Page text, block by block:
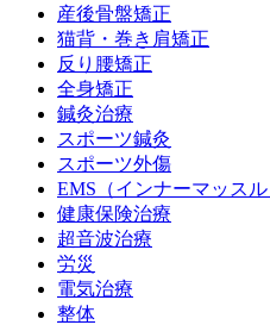
産後骨盤矯正
猫背・巻き肩矯正
反り腰矯正
全身矯正
鍼灸治療
スポーツ鍼灸
スポーツ外傷
EMS（インナーマッスル
健康保険治療
超音波治療
労災
電気治療
整体